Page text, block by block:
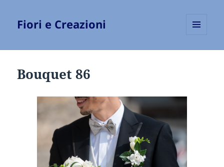
Fiori e Creazioni
Bouquet 86